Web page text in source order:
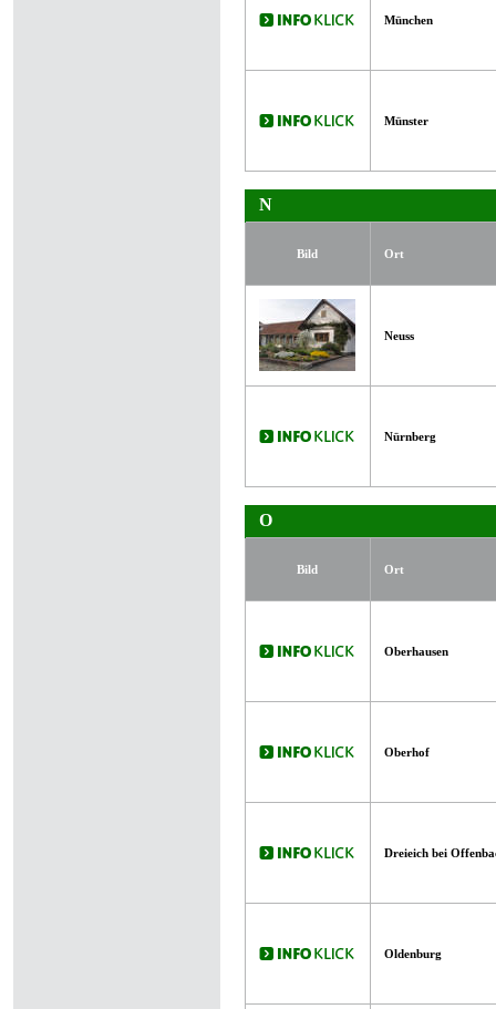
München
Münster
N
Bild Ort
Neuss
Nürnberg
O
Bild Ort
Oberhausen
Oberhof
Dreieich bei
Oldenburg